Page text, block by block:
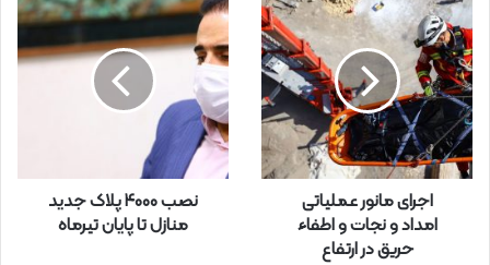
خ
و
د
ر
ا
و
ا
ر
اجرای مانور عملیاتی
امداد و نجات و اطفاء
حریق در ارتفاع
نصب ۴۰۰۰ پلاک جدید
منازل تا پایان تیرماه